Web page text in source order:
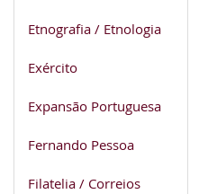
Etnografia / Etnologia
Exército
Expansão Portuguesa
Fernando Pessoa
Filatelia / Correios